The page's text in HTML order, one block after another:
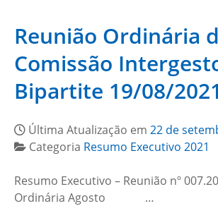
Reunião Ordinária
Comissão
Bipartite 19/08/2021
Última Atualização em 22 de
Categoria Resumo Executivo 2021
Resumo Executivo – Reunião nº
Ordinária Agosto …